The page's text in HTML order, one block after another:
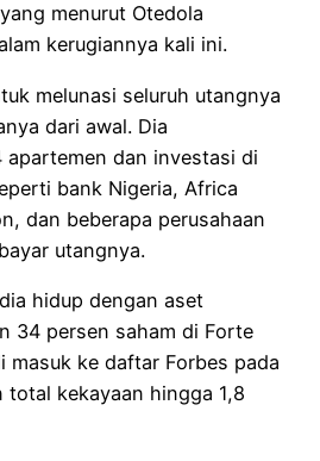
menurut Otedola
kerugiannya kali ini.
melunasi seluruh utangnya
dari awal. Dia
apartemen dan investasi di
bank Nigeria, Africa
dan beberapa perusahaan
utangnya.
hidup dengan aset
34 persen saham di Forte
masuk ke daftar Forbes pada
total kekayaan hingga 1,8